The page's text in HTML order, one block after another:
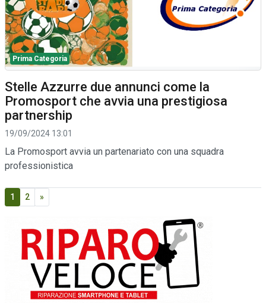
Prima Categoria
Stelle Azzurre due annunci come la
Promosport che avvia una prestigiosa
partnership
19/09/2024 13:01
La Promosport avvia un partenariato con una squadra
professionistica
1 2 »